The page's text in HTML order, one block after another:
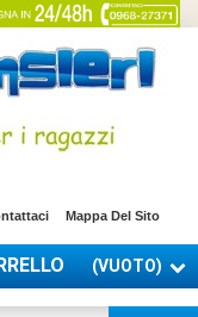
Mappa Del Sito
(VUOTO)